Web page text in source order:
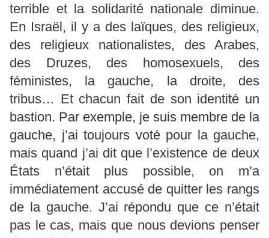
terrible et la solidarité nationale diminue.
En Israël, il y a des laïques, des religieux,
des religieux nationalistes, des Arabes,
des Druzes, des homosexuels, des
féministes, la gauche, la droite, des
tribus… Et chacun fait de son identité un
bastion. Par exemple, je suis membre de la
gauche, j’ai toujours voté pour la gauche,
mais quand j’ai dit que l’existence de deux
États n’était plus possible, on m’a
immédiatement accusé de quitter les rangs
de la gauche. J’ai répondu que ce n’était
pas le cas, mais que nous devions penser